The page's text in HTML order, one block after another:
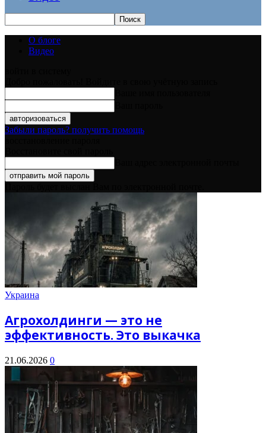
О блоге
Видео
Забыли пароль? получить помощь
Украина
Агрохолдинги — это не
эффективность. Это выкачка
21.06.2026 0